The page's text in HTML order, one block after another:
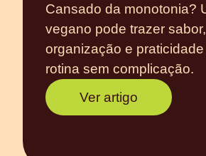
Cansado da monotonia?
vegano pode trazer sabor,
organização e
rotina sem complicação.
Ver artigo